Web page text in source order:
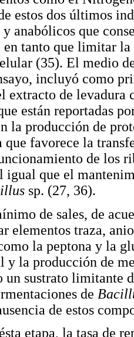
estos dos últimos
anabólicos que
en tanto que limitar
(35). El medio
incluyó como
extracto de levadura
están reportadas
la producción de
que favorece la
de los
igual que el
sp. (27, 36).
de sales, de
elementos traza,
la peptona y la
y la producción de
un sustrato limitante
de
de estos
etapa, la tasa de